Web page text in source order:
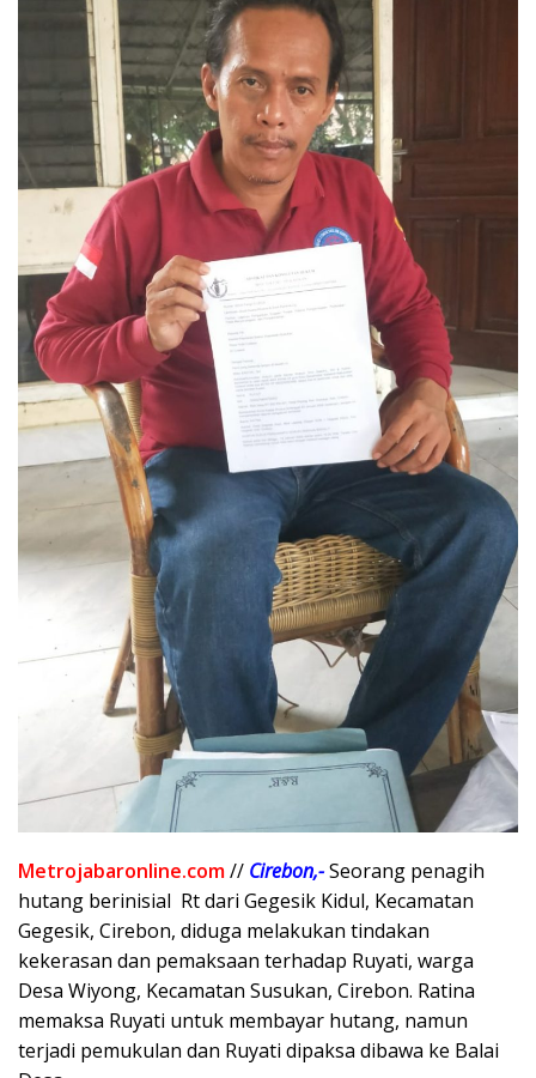
Metrojabaronline.com// Cirebon,-Seorang penagih
hutang berinisial Rt dari Gegesik Kidul, Kecamatan
Gegesik, Cirebon, diduga melakukan tindakan
kekerasan dan pemaksaan terhadap Ruyati, warga
Desa Wiyong, Kecamatan Susukan, Cirebon. Ratina
memaksa Ruyati untuk membayar hutang, namun
terjadi pemukulan dan Ruyati dipaksa dibawa ke Balai